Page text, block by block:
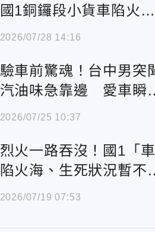
國1銅鑼段小貨車陷火
海 駕駛急停逃命
2026/07/28 14:16
驗車前驚魂！台中男突
汽油味急靠邊 愛車瞬
變火球
2026/07/25 10:37
烈火一路吞沒！國1「車
陷火海、生死狀況暫不
明」
2026/07/19 07:53